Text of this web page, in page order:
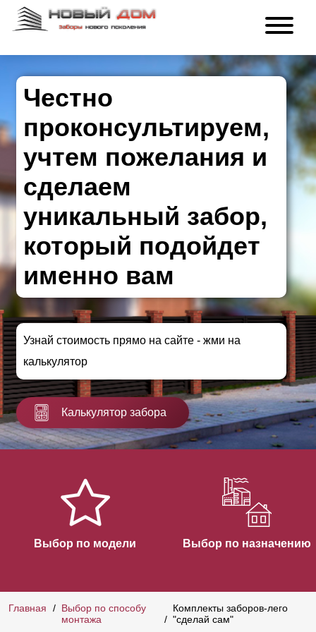
Честно
проконсультируем,
учтем пожелания и
сделаем
уникальный забор,
который подойдет
именно вам
Узнай стоимость прямо на сайте - жми на
калькулятор
Калькулятор забора
Выбор по модели Выбор по назначению
Главная
Выбор по способу
монтажа
Комплекты заборов-лего
"сделай сам"